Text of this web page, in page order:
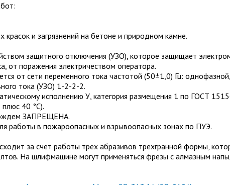
красок и загрязнений на бетоне и природном камне.
защитного отключения (УЗО), которое защищает
от поражения электричеством оператора.
от сети переменного тока частотой (50±1,0) Гц:
тока (УЗО) 1-2-2-2.
исполнению У, категория размещения 1 по ГОСТ
40 °С).
ЗАПРЕЩЕНА.
работы в пожароопасных и взрывоопасных зонах по ПУЭ.
за счет работы трех абразивов трехгранной формы,
На шлифмашине могут применяться фрезы с алмазным